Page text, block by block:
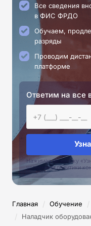
Все сведения
в ФИС ФРДО
Обучаем,
разряды
Проводим
платформе
Ответим на все
Нажимая на кнопку
условиями политики
Главная / Обучение /
/ Наладчик